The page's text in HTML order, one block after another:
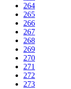
264
265
266
267
268
269
270
271
272
273